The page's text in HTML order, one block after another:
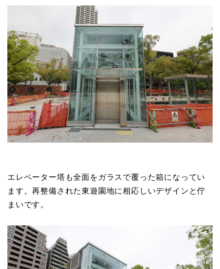
エレベーター塔も全面をガラスで覆った箱になってい
ます。再整備された東遊園地に相応しいデザインと佇
まいです。